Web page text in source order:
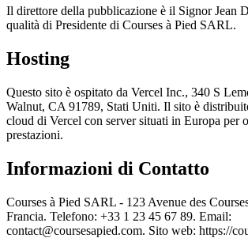
Il direttore della pubblicazione è il Signor Jean
qualità di Presidente di Courses à Pied SARL.
Hosting
Questo sito è ospitato da Vercel Inc., 340 S
Walnut, CA 91789, Stati Uniti. Il sito è
cloud di Vercel con server situati in Europa per
prestazioni.
Informazioni di Contatto
Courses à Pied SARL - 123 Avenue des
Francia. Telefono: +33 1 23 45 67 89. Email:
contact@coursesapied.com. Sito web: https://